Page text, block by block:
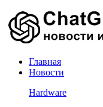
Главная
Новости
Hardware